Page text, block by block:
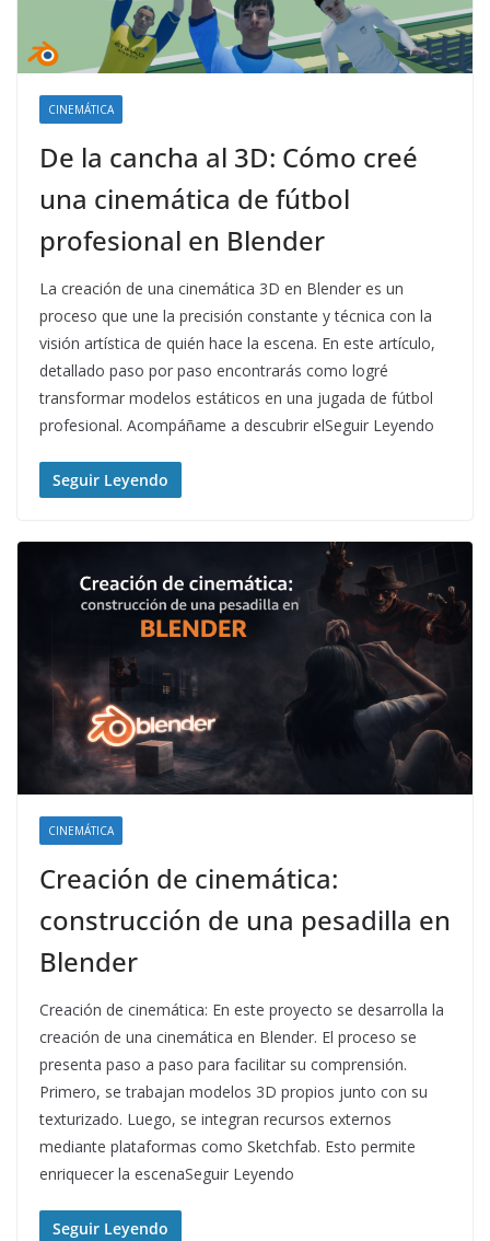
CINEMÁTICA
De la cancha al 3D: Cómo creé
una cinemática de fútbol
profesional en Blender
La creación de una cinemática 3D en Blender es un
proceso que une la precisión constante y técnica con la
visión artística de quién hace la escena. En este artículo,
detallado paso por paso encontrarás como logré
transformar modelos estáticos en una jugada de fútbol
profesional. Acompáñame a descubrir elSeguir Leyendo
Seguir Leyendo
CINEMÁTICA
Creación de cinemática:
construcción de una pesadilla en
Blender
Creación de cinemática: En este proyecto se desarrolla la
creación de una cinemática en Blender. El proceso se
presenta paso a paso para facilitar su comprensión.
Primero, se trabajan modelos 3D propios junto con su
texturizado. Luego, se integran recursos externos
mediante plataformas como Sketchfab. Esto permite
enriquecer la escenaSeguir Leyendo
Seguir Leyendo